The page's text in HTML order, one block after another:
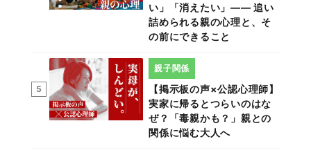
い」「消えたい」―― 追い
詰められる親の心理と、そ
の前にできること
5
【掲示板の声×公認心理師】
実家に帰るとつらいのはな
ぜ？「毒親かも？」親との
関係に悩む大人へ
親子関係